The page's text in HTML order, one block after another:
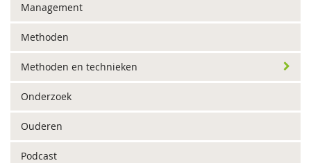
Management
Methoden
Methoden en technieken
Onderzoek
Ouderen
Podcast